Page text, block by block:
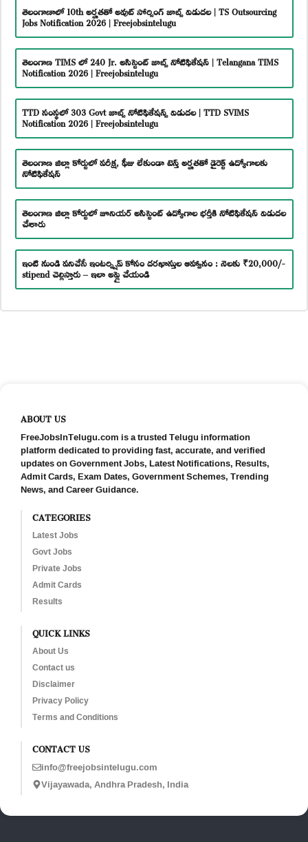
తెలంగాణాలో 10th అర్హతతో అవుట్ సోర్సింగ్ జాబ్స్ విడుదల | TS Outsourcing
Jobs Notification 2026 | Freejobsintelugu
తెలంగాణ TIMS లో 240 Jr. అసిస్టెంట్ జాబ్స్ నోటిఫికేషన్ | Telangana TIMS
Notification 2026 | Freejobsintelugu
TTD సంస్థలో 303 Govt జాబ్స్ నోటిఫికేషన్స్ విడుదల | TTD SVIMS
Notification 2026 | Freejobsintelugu
తెలంగాణ జిల్లా కోర్టులో పరీక్ష, ఫీజు లేకుండా టెన్త్ అర్హతతో డైరెక్ట్ ఉద్యోగాలకు
నోటిఫికేషన్
తెలంగాణ జిల్లా కోర్టులో జూనియర్ అసిస్టెంట్ ఉద్యోగాల భర్తీకి నోటిఫికేషన్ విడుదల
చేశారు
ఇంటి నుండి పనిచేసే ఇంటర్న్షిప్ కోసం దరఖాస్తుల ఆహ్వానం : నెలకు ₹20,000/-
stipend చెల్లిస్తారు – ఇలా అప్లై చేయండి
ABOUT US
FreeJobsInTelugu.com is a trusted Telugu information
platform dedicated to providing fast, accurate, and verified
updates on Government Jobs, Latest Notifications, Results,
Admit Cards, Exam Dates, Government Schemes, Trending
News, and Career Guidance.
CATEGORIES
Latest Jobs
Govt Jobs
Private Jobs
Admit Cards
Results
QUICK LINKS
About Us
Contact us
Disclaimer
Privacy Policy
Terms and Conditions
CONTACT US
info@freejobsintelugu.com
Vijayawada, Andhra Pradesh, India